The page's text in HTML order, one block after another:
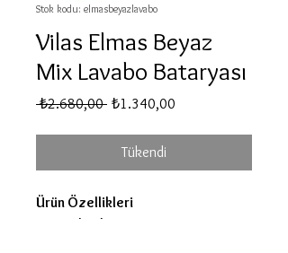
Stok kodu: elmasbeyazlavabo
Vilas Elmas Beyaz
Mix Lavabo Bataryası
₺2.680,00 Normal
₺1.340,00
Tükendi
Ürün Özellikleri
• Krom kaplama